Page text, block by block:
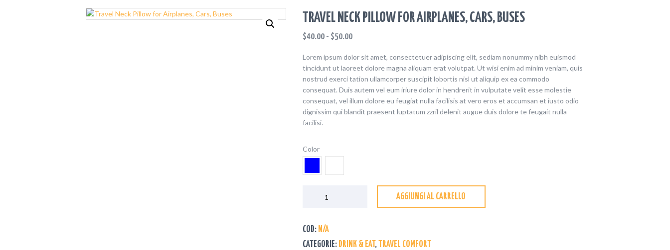
TRAVEL NECK PILLOW FOR AIRPLANES, CARS, BUSES
$40.00 - $50.00
Lorem ipsum dolor sit amet, consectetuer adipiscing elit, sediam nonummy nibh euismod
tincidunt ut laoreet dolore magna aliquam erat volutpat. Ut wisi enim ad minim veniam, quis
nostrud exerci tation ullamcorper suscipit lobortis nisl ut aliquip ex ea commodo
consequat. Duis autem vel eum iriure dolor in hendrerit in vulputate velit esse molestie
consequat, vel illum dolore eu feugiat nulla facilisis at vero eros et accumsan et iusto odio
dignissim qui blandit praesent luptatum zzril delenit augue duis dolore te feugait nulla
facilisi.
Color
AGGIUNGI AL CARRELLO
COD: N/A
CATEGORIE: DRINK & EAT ,
TRAVEL COMFORT